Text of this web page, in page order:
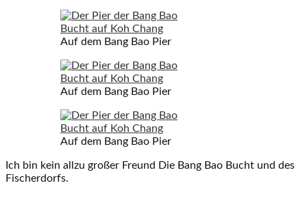
Auf dem Bang Bao Pier
Auf dem Bang Bao Pier
Auf dem Bang Bao Pier
Ich bin kein allzu großer Freund Die Bang Bao Bucht und des
Fischerdorfs.